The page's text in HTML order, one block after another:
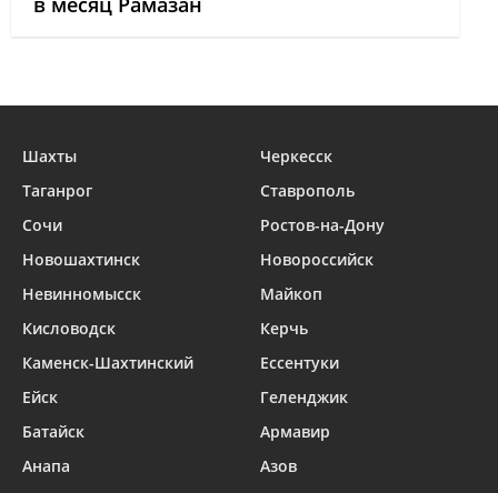
Шахты
Черкесск
Таганрог
Ставрополь
Сочи
Ростов-на-Дону
Новошахтинск
Новороссийск
Невинномысск
Майкоп
Кисловодск
Керчь
Каменск-Шахтинский
Ессентуки
Ейск
Геленджик
Батайск
Армавир
Анапа
Азов